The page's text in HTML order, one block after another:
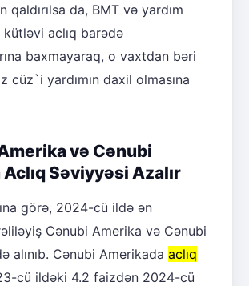
qaldırılsa da, BMT və yardım
kütləvi aclıq barədə
baxmayaraq, o vaxtdan bəri
cüz`i yardımın daxil olmasına
və Cənubi
Səviyyəsi Azalır
görə, 2024-cü ildə ən
Cənubi Amerika və Cənubi
alınıb. Cənubi Amerikada aclıq
cü ildəki 4.2 faizdən 2024-cü